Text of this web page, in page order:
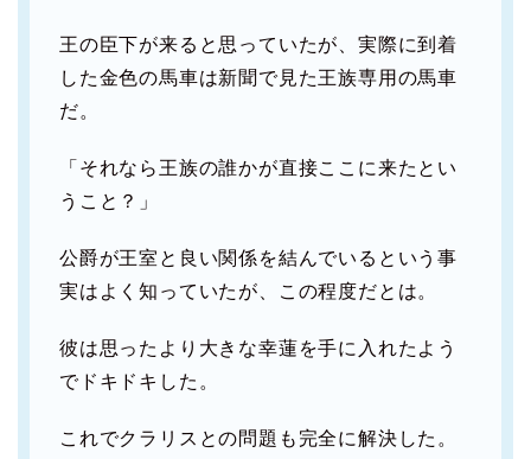
王の臣下が来ると思っていたが、実際に到着
した金色の馬車は新聞で見た王族専用の馬車
だ。
「それなら王族の誰かが直接ここに来たとい
うこと？」
公爵が王室と良い関係を結んでいるという事
実はよく知っていたが、この程度だとは。
彼は思ったより大きな幸蓮を手に入れたよう
でドキドキした。
これでクラリスとの問題も完全に解決した。